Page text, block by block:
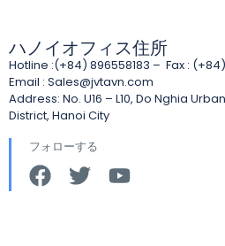
ハノイオフィス住所
Hotline :(+84) 896558183 – Fax :
Email : Sales@jvtavn.com
Address: No. U16 – L10, Do Nghia
District, Hanoi City
フォローする